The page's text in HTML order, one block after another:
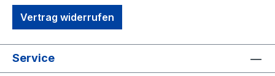
Vertrag widerrufen
Service